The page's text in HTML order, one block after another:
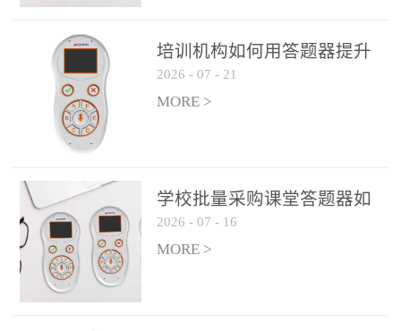
几步：打开软件、选择互
动模式、发起互动任务，
整个过程不超过 30 秒，完
美融入正常教学流程，避
免打断课堂连贯性。无论
点讲解互动，还是课后即
时反馈，QVote 都能灵活
适配不同教学环节需求，
让教师专注于教学内容本
身，而非技术操作。多元
培训机构如何用答题器提升
学生专注度
2026 - 07 - 21
MORE >
学校批量采购课堂答题器如
何选厂家
2026 - 07 - 16
MORE >